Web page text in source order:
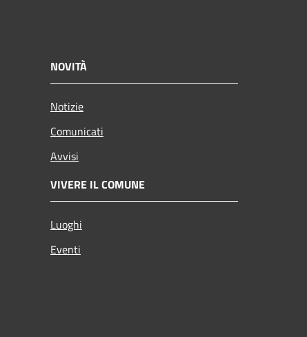
NOVITÀ
Notizie
Comunicati
Avvisi
VIVERE IL COMUNE
Luoghi
Eventi